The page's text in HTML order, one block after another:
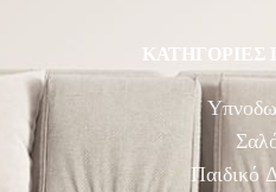
Παιδικό